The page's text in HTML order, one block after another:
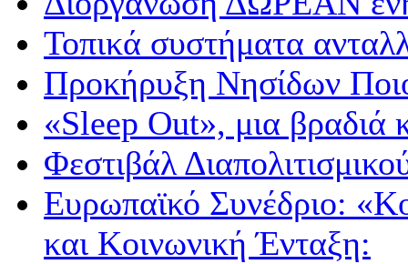
Τοπικά συστήματα
Προκήρυξη Νησίδων
«Sleep Out», μια βραδιά
Φεστιβάλ
Ευρωπαϊκό Συνέδριο:
και Κοινωνική Ένταξη: